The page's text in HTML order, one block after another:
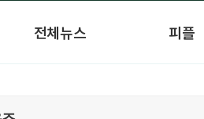
전체뉴스 피플